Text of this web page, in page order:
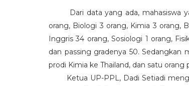
Dari data yang ada, mahasiswa
orang, Biologi 3 orang, Kimia 3 orang,
Inggris 34 orang, Sosiologi 1 orang,
dan passing gradenya 50. Sedangkan
prodi Kimia ke Thailand, dan satu orang
Ketua UP-PPL, Dadi Setiadi